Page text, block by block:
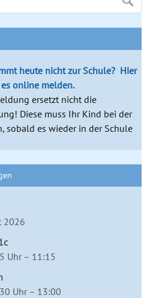
heute nicht zur Schule? Hier
online melden.
ersetzt nicht die
Diese muss Ihr Kind bei der
sobald es wieder in der Schule
2026
Uhr – 11:15
Uhr – 13:00